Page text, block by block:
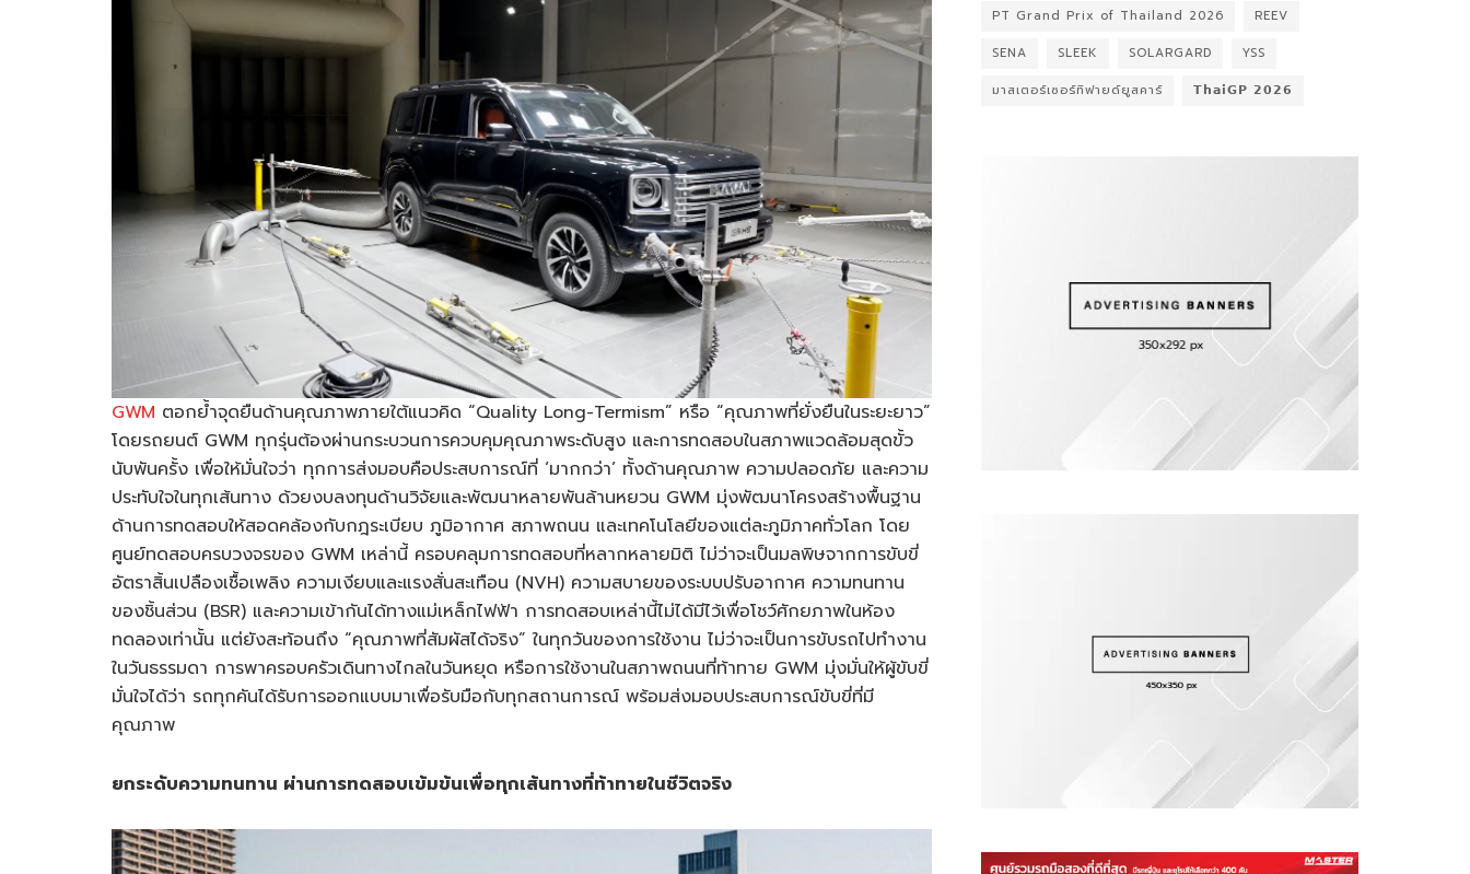
GWM ตอกย้ำจุดยืนด้านคุณภาพภายใต้แนวคิด “Quality Long-Termism” หรือ “คุณภาพที่ยั่งยืนในระยะยาว”
โดยรถยนต์ GWM ทุกรุ่นต้องผ่านกระบวนการควบคุมคุณภาพระดับสูง และการทดสอบในสภาพแวดล้อมสุดขั้ว
นับพันครั้ง เพื่อให้มั่นใจว่า ทุกการส่งมอบคือประสบการณ์ที่ ‘มากกว่า’ ทั้งด้านคุณภาพ ความปลอดภัย และความ
ประทับใจในทุกเส้นทาง ด้วยงบลงทุนด้านวิจัยและพัฒนาหลายพันล้านหยวน GWM มุ่งพัฒนาโครงสร้างพื้นฐาน
ด้านการทดสอบให้สอดคล้องกับกฎระเบียบ ภูมิอากาศ สภาพถนน และเทคโนโลยีของแต่ละภูมิภาคทั่วโลก โดย
ศูนย์ทดสอบครบวงจรของ GWM เหล่านี้ ครอบคลุมการทดสอบที่หลากหลายมิติ ไม่ว่าจะเป็นมลพิษจากการขับขี่
อัตราสิ้นเปลืองเชื้อเพลิง ความเงียบและแรงสั่นสะเทือน (NVH) ความสบายของระบบปรับอากาศ ความทนทาน
ของชิ้นส่วน (BSR) และความเข้ากันได้ทางแม่เหล็กไฟฟ้า การทดสอบเหล่านี้ไม่ได้มีไว้เพื่อโชว์ศักยภาพในห้อง
ทดลองเท่านั้น แต่ยังสะท้อนถึง “คุณภาพที่สัมผัสได้จริง” ในทุกวันของการใช้งาน ไม่ว่าจะเป็นการขับรถไปทำงาน
ในวันธรรมดา การพาครอบครัวเดินทางไกลในวันหยุด หรือการใช้งานในสภาพถนนที่ท้าทาย GWM มุ่งมั่นให้ผู้ขับขี่
มั่นใจได้ว่า รถทุกคันได้รับการออกแบบมาเพื่อรับมือกับทุกสถานการณ์ พร้อมส่งมอบประสบการณ์ขับขี่ที่มี
คุณภาพ
ยกระดับความทนทาน ผ่านการทดสอบเข้มข้นเพื่อทุกเส้นทางที่ท้าทายในชีวิตจริง
PT Grand Prix of Thailand 2026
REEV
SENA
SLEEK SOLARGARD
YSS
มาสเตอร์เซอร์ทิฟายด์ยูสคาร์
𝗧𝗵𝗮𝗶𝗚𝗣 𝟮𝟬𝟮𝟲